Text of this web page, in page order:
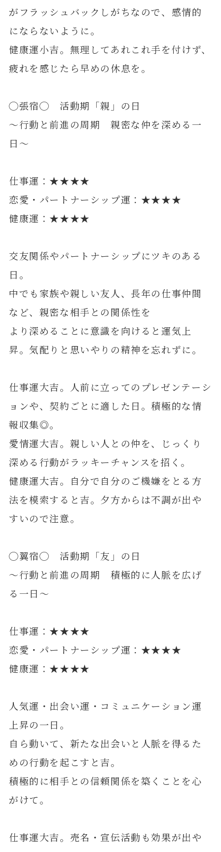
がフラッシュバックしがちなので、感情的
にならないように。
健康運小吉。無理してあれこれ手を付けず、
疲れを感じたら早めの休息を。
◯張宿◯ 活動期「親」の日
～行動と前進の周期 親密な仲を深める一
日～
仕事運：★★★★
恋愛・パートナーシップ運：★★★★
健康運：★★★★
交友関係やパートナーシップにツキのある
日。
中でも家族や親しい友人、長年の仕事仲間
など、親密な相手との関係性を
より深めることに意識を向けると運気上
昇。気配りと思いやりの精神を忘れずに。
仕事運大吉。人前に立ってのプレゼンテーシ
ョンや、契約ごとに適した日。積極的な情
報収集◎。
愛情運大吉。親しい人との仲を、じっくり
深める行動がラッキーチャンスを招く。
健康運大吉。自分で自分のご機嫌をとる方
法を模索すると吉。夕方からは不調が出や
すいので注意。
◯翼宿◯ 活動期「友」の日
～行動と前進の周期 積極的に人脈を広げ
る一日～
仕事運：★★★★
恋愛・パートナーシップ運：★★★★
健康運：★★★★
人気運・出会い運・コミュニケーション運
上昇の一日。
自ら動いて、新たな出会いと人脈を得るた
めの行動を起こすと吉。
積極的に相手との信頼関係を築くことを心
がけて。
仕事運大吉。売名・宣伝活動も効果が出や